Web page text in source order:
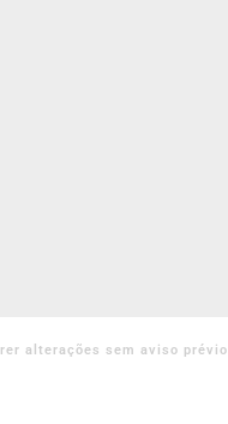
alterações sem aviso prévio